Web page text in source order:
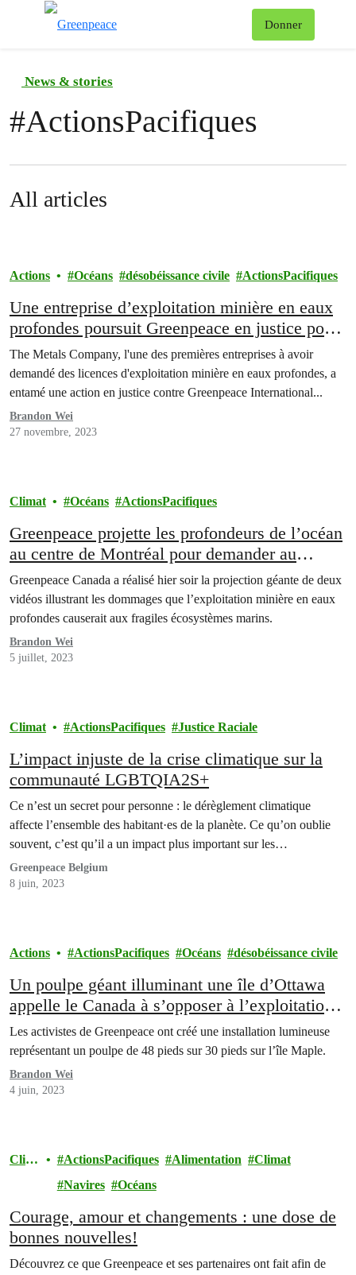
Donner
News & stories
#ActionsPacifiques
All articles
Actions Océans désobéissance civile ActionsPacifiques
Une entreprise d’exploitation minière en eaux
profondes poursuit Greenpeace en justice pour
avoir manifesté pacifiquement en mer
The Metals Company, l'une des premières entreprises à avoir
demandé des licences d'exploitation minière en eaux profondes, a
entamé une action en justice contre Greenpeace International...
Brandon Wei
27 novembre, 2023
Climat Océans ActionsPacifiques
Greenpeace projette les profondeurs de l’océan
au centre de Montréal pour demander au
Canada de soutenir l’arrêt de l’exploitation
minière en eaux profondes
Greenpeace Canada a réalisé hier soir la projection géante de deux
vidéos illustrant les dommages que l’exploitation minière en eaux
profondes causerait aux fragiles écosystèmes marins.
Brandon Wei
5 juillet, 2023
Climat ActionsPacifiques Justice Raciale
L’impact injuste de la crise climatique sur la
communauté LGBTQIA2S+
Ce n’est un secret pour personne : le dérèglement climatique
affecte l’ensemble des habitant·es de la planète. Ce qu’on oublie
souvent, c’est qu’il a un impact plus important sur les…
Greenpeace Belgium
8 juin, 2023
Actions ActionsPacifiques Océans désobéissance civile
Un poulpe géant illuminant une île d’Ottawa
appelle le Canada à s’opposer à l’exploitation
minière en eaux profondes
Les activistes de Greenpeace ont créé une installation lumineuse
représentant un poulpe de 48 pieds sur 30 pieds sur l’île Maple.
Brandon Wei
4 juin, 2023
Clim
ActionsPacifiques Alimentation
Climat
Navires
Océans
Courage, amour et changements : une dose de
bonnes nouvelles!
Découvrez ce que Greenpeace et ses partenaires ont fait afin de